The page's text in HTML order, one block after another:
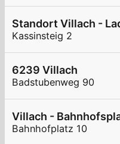
Standort Villach -
Kassinsteig 2
6239 Villach
Badstubenweg 90
Villach -
Bahnhofplatz 10